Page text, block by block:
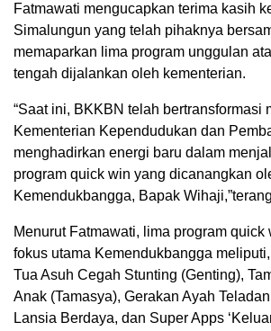
Fatmawati mengucapkan terima kasih
Simalungun yang telah pihaknya
memaparkan lima program unggulan
tengah dijalankan oleh kementerian.
“Saat ini, BKKBN telah bertransformasi
Kementerian Kependudukan dan
menghadirkan energi baru dalam
program quick win yang dicanangkan
Kemendukbangga, Bapak
Menurut Fatmawati, lima program quick
fokus utama Kemendukbangga
Tua Asuh Cegah Stunting (Genting),
Anak (Tamasya), Gerakan Ayah
Lansia Berdaya, dan Super Apps